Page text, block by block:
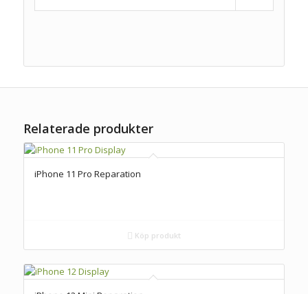
Relaterade produkter
iPhone 11 Pro Reparation
Köp produkt